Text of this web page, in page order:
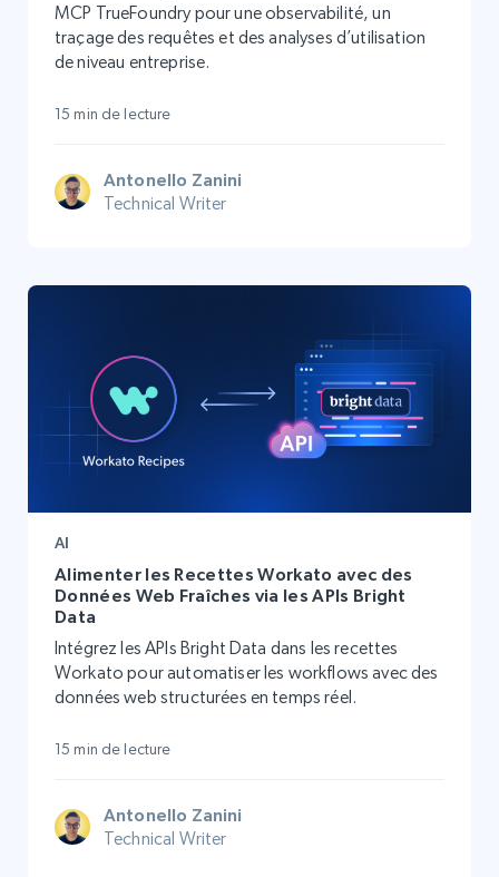
MCP TrueFoundry pour une observabilité, un
traçage des requêtes et des analyses d’utilisation
de niveau entreprise.
15 min de lecture
Antonello Zanini
Technical Writer
AI
Alimenter les Recettes Workato avec des
Données Web Fraîches via les APIs Bright
Data
Intégrez les APIs Bright Data dans les recettes
Workato pour automatiser les workflows avec des
données web structurées en temps réel.
15 min de lecture
Antonello Zanini
Technical Writer